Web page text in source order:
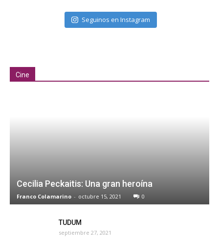
Seguinos en Instagram
Cine
Cecilia Peckaitis: Una gran heroína
Franco Colamarino - octubre 15, 2021 0
TUDUM
septiembre 27, 2021